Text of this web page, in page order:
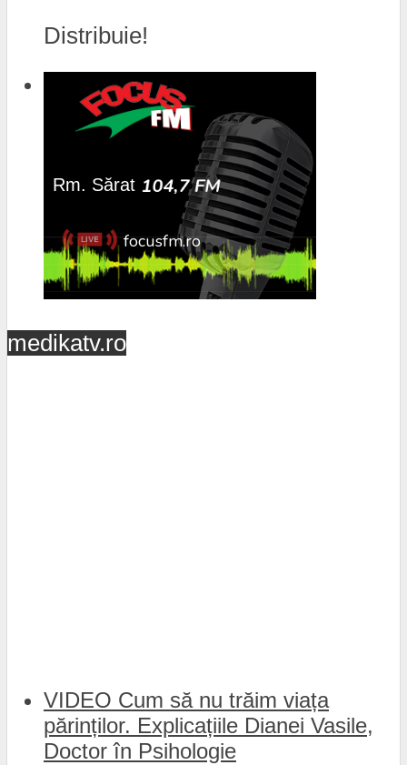
Distribuie!
medikatv.ro
VIDEO Cum să nu trăim viața
părinților. Explicațiile Dianei Vasile,
Doctor în Psihologie